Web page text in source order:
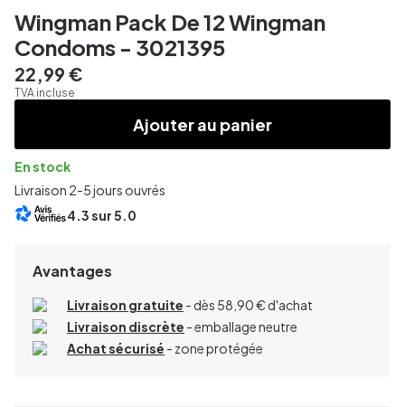
Wingman Pack De 12 Wingman
Condoms - 3021395
22,99 €
TVA incluse
Ajouter au panier
En stock
Livraison 2-5 jours ouvrés
4.3sur 5.0
Avantages
Livraison gratuite - dès 58,90 € d'achat
Livraison discrète - emballage neutre
Achat sécurisé - zone protégée